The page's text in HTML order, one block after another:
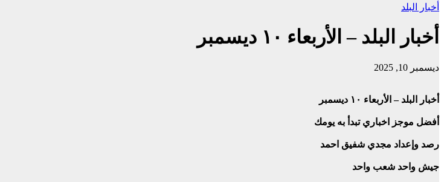
أخبار البلد
أخبار البلد – الأربعاء ١٠ ديسمبر
ديسمبر 10, 2025
أخبار البلد – الأربعاء ١٠ ديسمبر
أفضل موجز اخباري تبدأ به يومك
رصد وإعداد مجدي شفيق احمد
جيش واحد شعب واحد